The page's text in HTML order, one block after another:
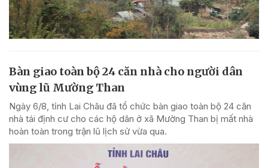
Bàn giao toàn bộ 24 căn nhà cho người dân
vùng lũ Mường Than
Ngày 6/8, tỉnh Lai Châu đã tổ chức bàn giao toàn bộ 24 căn
nhà tái định cư cho các hộ dân ở xã Mường Than bị mất nhà
hoàn toàn trong trận lũ lịch sử vừa qua.